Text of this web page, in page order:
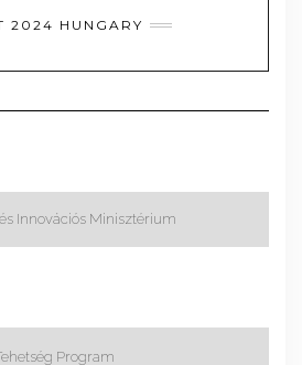
2024 HUNGARY
Innovációs Minisztérium
Program